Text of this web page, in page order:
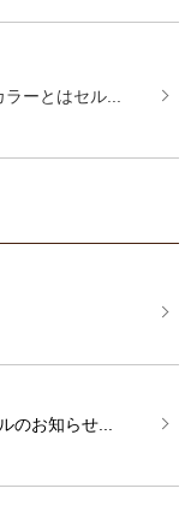
ーとはセル...
のお知らせ...